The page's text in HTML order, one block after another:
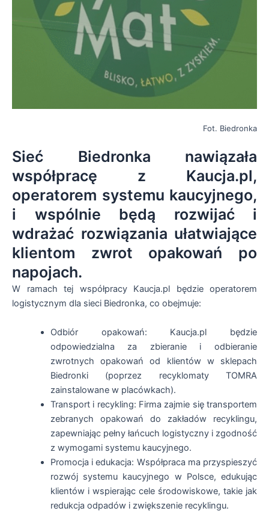
Fot. Biedronka
Sieć Biedronka nawiązała
współpracę z Kaucja.pl,
operatorem systemu kaucyjnego,
i wspólnie będą rozwijać i
wdrażać rozwiązania ułatwiające
klientom zwrot opakowań po
napojach.
W ramach tej współpracy Kaucja.pl będzie operatorem
logistycznym dla sieci Biedronka, co obejmuje:
Odbiór opakowań: Kaucja.pl będzie
odpowiedzialna za zbieranie i odbieranie
zwrotnych opakowań od klientów w sklepach
Biedronki (poprzez recyklomaty TOMRA
zainstalowane w placówkach).
Transport i recykling: Firma zajmie się transportem
zebranych opakowań do zakładów recyklingu,
zapewniając pełny łańcuch logistyczny i zgodność
z wymogami systemu kaucyjnego.
Promocja i edukacja: Współpraca ma przyspieszyć
rozwój systemu kaucyjnego w Polsce, edukując
klientów i wspierając cele środowiskowe, takie jak
redukcja odpadów i zwiększenie recyklingu.